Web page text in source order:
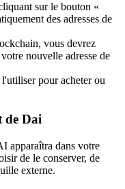
sur le bouton «
des adresses de
vous devrez
nouvelle adresse de
pour acheter ou
de Dai
apparaîtra dans votre
de le conserver, de
externe.